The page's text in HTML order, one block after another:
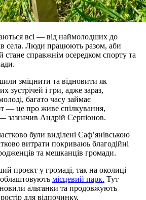
всі — від наймолодших до
села. Люди працюють разом, аби
стане справжнім осередком спорту та
зміцнити та відновити як
зустрічей і гри, адже зараз,
багато часу займає
— це про живе спілкування,
зазначив Андрій Серпіонов.
були виділені Саф’янівською
витрати покриваюь благодійні
та мешканців громади.
проєкт у громаді, так на околиці
місцевий парк. Тут
альтанки та продовжують
для відпочинку.